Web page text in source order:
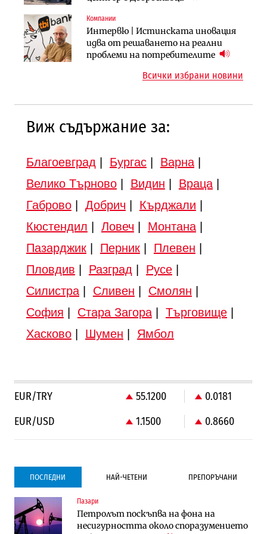
Компании
Интервю | Истинската иновация
идва от решаването на реални
проблеми на потребителите
Инфраструктура
АПИ възложи промяната на
парцеларния план за
Инфраструктура
Вторият мост над Варненското
езеро става част от бъдещата
Всички избрани новини
Виж съдържание за:
Благоевград Бургас| Варна|
Велико Търново| Видин Враца|
Габрово| Добрич Кърджали
Кюстендил
Ловеч Монтана|
Пазарджик| Перник| Плевен
Пловдив
Разград Русе|
Силистра| Сливен Смолян
София
Стара Загора| Търговище|
Хасково| Шумен Ямбол
EUR/TRY 55.1200
0.0181
EUR/USD
1.1500 0.8660
ПОСЛЕДНИ НАЙ-ЧЕТЕНИ ПРЕПОРЪЧАНИ
Пазари
Петролът поскъпва на фона на
несигурността около споразумението
Градоустройство
Столична община избра изпълнител за
преместването на трамвайното
Градоустройство
Столична община избра изпълнител за
преместването на трамвайното